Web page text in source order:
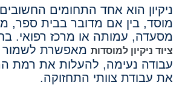
ניקיון הוא אחד התחומים
מוסד, בין אם מדובר בבית ספר,
מסעדה, עמותה או מרכז רפואי.
ציוד ניקיון למוסדות מאפשרת לשמור
עבודה נעימה, להעלות את רמת
את עבודת צוותי התחזוקה.